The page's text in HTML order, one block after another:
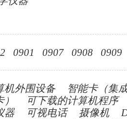
0901 0907 0908 0909
机外围设备
智能卡（集
可下载的计算机程序
器
可视电话 摄像机